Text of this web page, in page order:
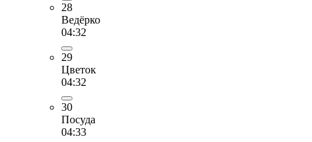
28
Ведёрко
04:32
29
Цветок
04:32
30
Посуда
04:33